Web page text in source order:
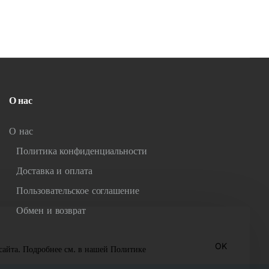
Подробнее см. в нашей Политике
OK
О нас
О нас
Политика конфиденциальности
Доставка и оплата
Пользовательское соглашение
Обмен и возврат